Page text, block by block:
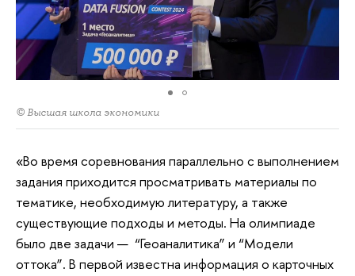
© Высшая школа экономики
«Во время соревнования параллельно с выполнением
задания приходится просматривать материалы по
тематике, необходимую литературу, а также
существующие подходы и методы. На олимпиаде
было две задачи — “Геоаналитика” и “Модели
оттока”. В первой известна информация о карточных